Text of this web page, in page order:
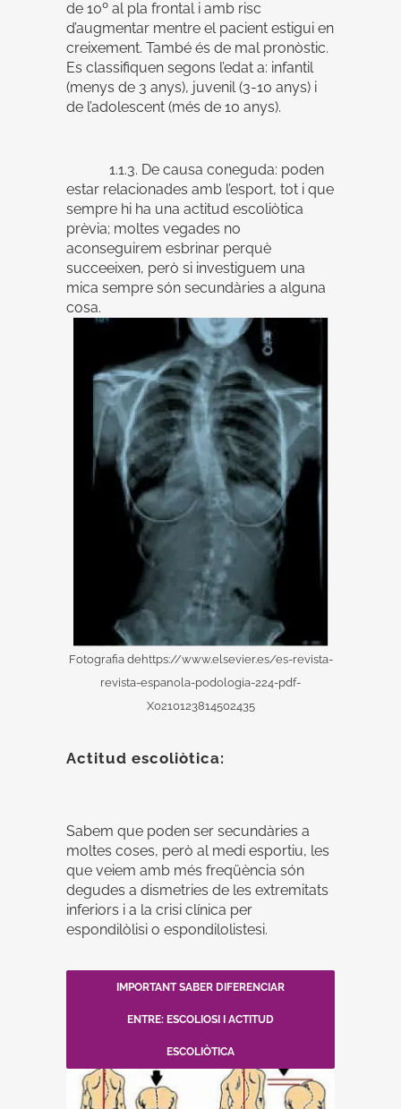
de 10º al pla frontal i amb risc
d’augmentar mentre el pacient estigui en
creixement. També és de mal pronòstic.
Es classifiquen segons l’edat a: infantil
(menys de 3 anys), juvenil (3-10 anys) i
de l’adolescent (més de 10 anys).
1.1.3. De causa coneguda: poden
estar relacionades amb l’esport, tot i que
sempre hi ha una actitud escoliòtica
prèvia; moltes vegades no
aconseguirem esbrinar perquè
succeeixen, però si investiguem una
mica sempre són secundàries a alguna
cosa.
Fotografia dehttps://www.elsevier.es/es-revista-
revista-espanola-podologia-224-pdf-
X0210123814502435
Actitud escoliòtica:
Sabem que poden ser secundàries a
moltes coses, però al medi esportiu, les
que veiem amb més freqüència són
degudes a dismetries de les extremitats
inferiors i a la crisi clínica per
espondilòlisi o espondilolistesi.
IMPORTANT SABER DIFERENCIAR
ENTRE: ESCOLIOSI I ACTITUD
ESCOLIÒTICA